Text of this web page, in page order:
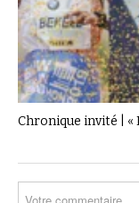
Chronique invité | «